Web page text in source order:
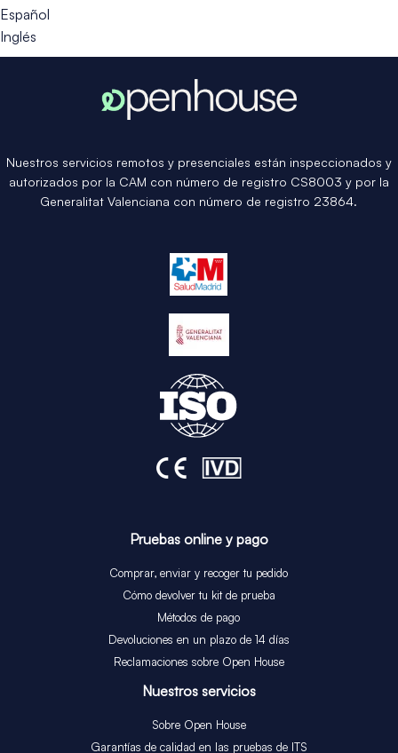
Español
Inglés
Nuestros servicios remotos y presenciales están inspeccionados y
autorizados por la CAM con número de registro CS8003 y por la
Generalitat Valenciana con número de registro 23864.
Pruebas online y pago
Comprar, enviar y recoger tu pedido
Cómo devolver tu kit de prueba
Métodos de pago
Devoluciones en un plazo de 14 días
Reclamaciones sobre Open House
Nuestros servicios​
Sobre Open House
Garantías de calidad en las pruebas de ITS